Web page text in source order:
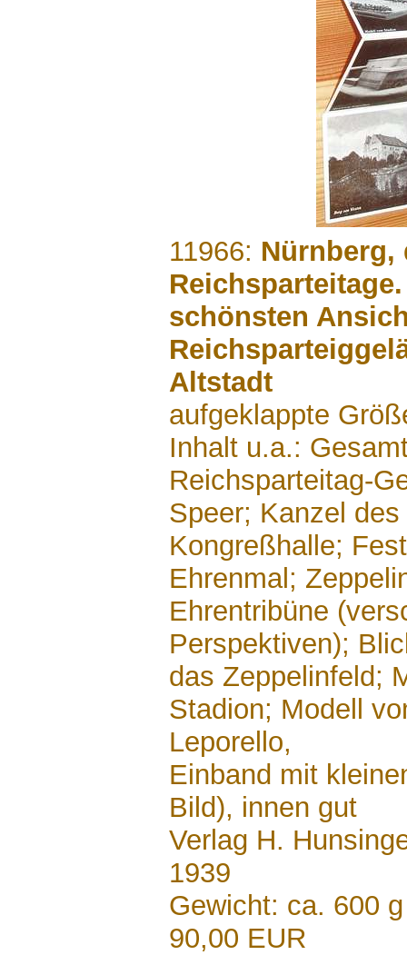
11966: Nürnberg,
schönsten
Altstadt
aufgeklappte
Inhalt u.a.:
Reichsparteitag-
Speer; Kanzel
Kongreßhalle;
Ehrenmal;
Ehrentribüne
Perspektiven);
das Zeppelinfeld;
Stadion; Modell
Leporello,
Einband mit
Bild), innen gut
Verlag H.
1939
Gewicht: ca. 600 g
90,00 EUR